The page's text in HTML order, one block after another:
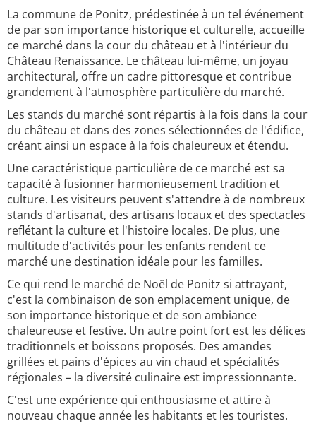
La commune de Ponitz, prédestinée à un tel événement
de par son importance historique et culturelle, accueille
ce marché dans la cour du château et à l'intérieur du
Château Renaissance. Le château lui-même, un joyau
architectural, offre un cadre pittoresque et contribue
grandement à l'atmosphère particulière du marché.
Les stands du marché sont répartis à la fois dans la cour
du château et dans des zones sélectionnées de l'édifice,
créant ainsi un espace à la fois chaleureux et étendu.
Une caractéristique particulière de ce marché est sa
capacité à fusionner harmonieusement tradition et
culture. Les visiteurs peuvent s'attendre à de nombreux
stands d'artisanat, des artisans locaux et des spectacles
reflétant la culture et l'histoire locales. De plus, une
multitude d'activités pour les enfants rendent ce
marché une destination idéale pour les familles.
Ce qui rend le marché de Noël de Ponitz si attrayant,
c'est la combinaison de son emplacement unique, de
son importance historique et de son ambiance
chaleureuse et festive. Un autre point fort est les délices
traditionnels et boissons proposés. Des amandes
grillées et pains d'épices au vin chaud et spécialités
régionales – la diversité culinaire est impressionnante.
C'est une expérience qui enthousiasme et attire à
nouveau chaque année les habitants et les touristes.